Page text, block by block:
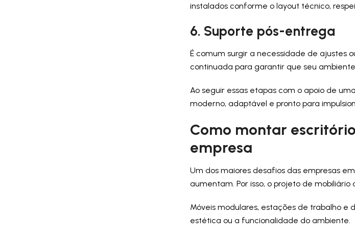
instalados conforme o layout técnico,
6. Suporte pós-entrega
É comum surgir a necessidade de ajustes
continuada para garantir que seu
Ao seguir essas etapas com o apoio de
moderno, adaptável e pronto para
Como montar
empresa
Um dos maiores desafios das empresas
aumentam. Por isso, o projeto de
Móveis modulares, estações de trabalho e
estética ou a funcionalidade do ambiente.